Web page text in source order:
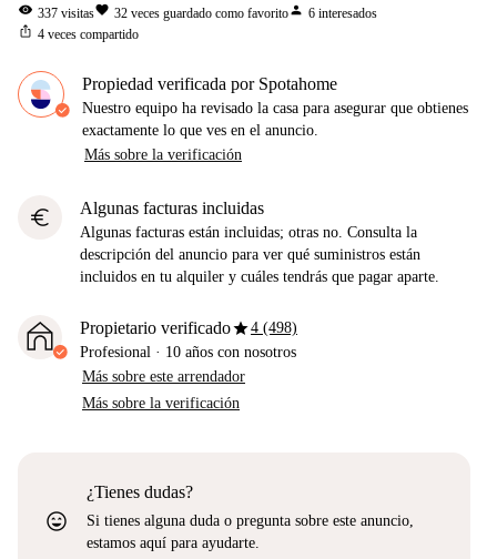
visibility 337 visitasfavorite 32 veces guardado como favoritoperson 6 interesados
ios_share 4 veces compartido
Propiedad verificada por Spotahome
Nuestro equipo ha revisado la casa para asegurar que obtienes
exactamente lo que ves en el anuncio.
Más sobre la verificación
euro Algunas facturas incluidas
Algunas facturas están incluidas; otras no. Consulta la
descripción del anuncio para ver qué suministros están
incluidos en tu alquiler y cuáles tendrás que pagar aparte.
Propietario verificadostar4 (498)
Profesional · 10 años con nosotros
Más sobre este arrendador
Más sobre la verificación
sentiment_very_satisfied
¿Tienes dudas?
Si tienes alguna duda o pregunta sobre este anuncio,
estamos aquí para ayudarte.